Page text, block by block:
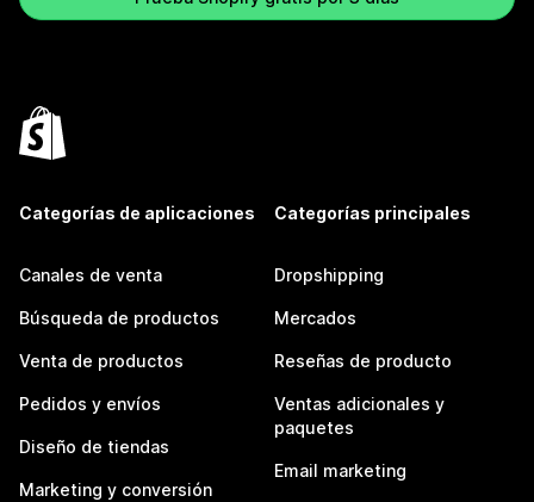
Categorías de aplicaciones
Canales de venta
Búsqueda de productos
Venta de productos
Pedidos y envíos
Diseño de tiendas
Marketing y conversión
Categorías principales
Dropshipping
Mercados
Reseñas de producto
Ventas adicionales y
paquetes
Email marketing